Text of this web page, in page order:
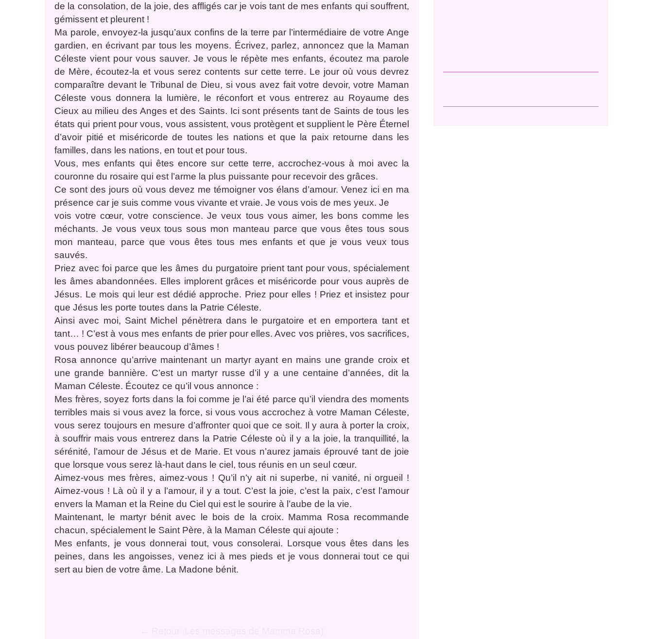
de la consolation, de la joie, des affligés car je vois tant de mes enfants qui souffrent,
gémissent et pleurent !
Ma parole, envoyez-la jusqu’aux confins de la terre par l’intermédiaire de votre Ange
gardien, en écrivant par tous les moyens. Écrivez, parlez, annoncez que la Maman
Céleste vient pour vous sauver. Je vous le répète mes enfants, écoutez ma parole
de Mère, écoutez-la et vous serez contents sur cette terre. Le jour où vous devrez
comparaître devant le Tribunal de Dieu, si vous avez fait votre devoir, votre Maman
Céleste vous donnera la lumière, le réconfort et vous entrerez au Royaume des
Cieux au milieu des Anges et des Saints. Ici sont présents tant de Saints de tous les
états qui prient pour vous, vous assistent, vous protègent et supplient le Père Éternel
d’avoir pitié et miséricorde de toutes les nations et que la paix retourne dans les
familles, dans les nations, en tout et pour tous.
Vous, mes enfants qui êtes encore sur cette terre, accrochez-vous à moi avec la
couronne du rosaire qui est l’arme la plus puissante pour recevoir des grâces.
Ce sont des jours où vous devez me témoigner vos élans d’amour. Venez ici en ma
présence car je suis comme vous vivante et vraie. Je vous vois de mes yeux. Je
vois votre cœur, votre conscience. Je veux tous vous aimer, les bons comme les
méchants. Je vous veux tous sous mon manteau parce que vous êtes tous sous
mon manteau, parce que vous êtes tous mes enfants et que je vous veux tous
sauvés.
Priez avec foi parce que les âmes du purgatoire prient tant pour vous, spécialement
les âmes abandonnées. Elles implorent grâces et miséricorde pour vous auprès de
Jésus. Le mois qui leur est dédié approche. Priez pour elles ! Priez et insistez pour
que Jésus les porte toutes dans la Patrie Céleste.
Ainsi avec moi, Saint Michel pénètrera dans le purgatoire et en emportera tant et
tant… ! C’est à vous mes enfants de prier pour elles. Avec vos prières, vos sacrifices,
vous pouvez libérer beaucoup d’âmes !
Rosa annonce qu’arrive maintenant un martyr ayant en mains une grande croix et
une grande bannière. C’est un martyr russe d’il y a une centaine d’années, dit la
Maman Céleste. Écoutez ce qu’il vous annonce :
Mes frères, soyez forts dans la foi comme je l’ai été parce qu’il viendra des moments
terribles mais si vous avez la force, si vous vous accrochez à votre Maman Céleste,
vous serez toujours en mesure d’affronter quoi que ce soit. Il y aura à porter la croix,
à souffrir mais vous entrerez dans la Patrie Céleste où il y a la joie, la tranquillité, la
sérénité, l’amour de Jésus et de Marie. Et vous n’aurez jamais éprouvé tant de joie
que lorsque vous serez là-haut dans le ciel, tous réunis en un seul cœur.
Aimez-vous mes frères, aimez-vous ! Qu’il n’y ait ni superbe, ni vanité, ni orgueil !
Aimez-vous ! Là où il y a l’amour, il y a tout. C’est la joie, c’est la paix, c’est l’amour
envers la Maman et la Reine du Ciel qui est le sourire à l’aube de la vie.
Maintenant, le martyr bénit avec le bois de la croix. Mamma Rosa recommande
chacun, spécialement le Saint Père, à la Maman Céleste qui ajoute :
Mes enfants, je vous donnerai tout, vous consolerai. Lorsque vous êtes dans les
peines, dans les angoisses, venez ici à mes pieds et je vous donnerai tout ce qui
sert au bien de votre âme. La Madone bénit.